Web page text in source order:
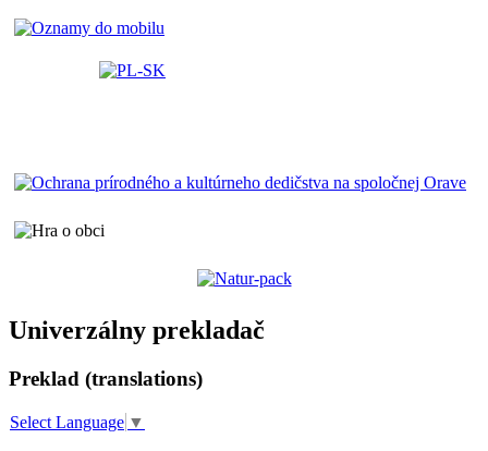
Univerzálny prekladač
Preklad (translations)
Select Language ▼